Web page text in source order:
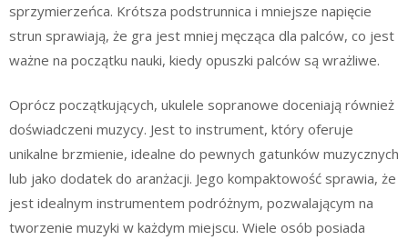
sprzymierzeńca. Krótsza podstrunnica i mniejsze napięcie
strun sprawiają, że gra jest mniej męcząca dla palców, co jest
ważne na początku nauki, kiedy opuszki palców są wrażliwe.
Oprócz początkujących, ukulele sopranowe doceniają również
doświadczeni muzycy. Jest to instrument, który oferuje
unikalne brzmienie, idealne do pewnych gatunków muzycznych
lub jako dodatek do aranżacji. Jego kompaktowość sprawia, że
jest idealnym instrumentem podróżnym, pozwalającym na
tworzenie muzyki w każdym miejscu. Wiele osób posiada